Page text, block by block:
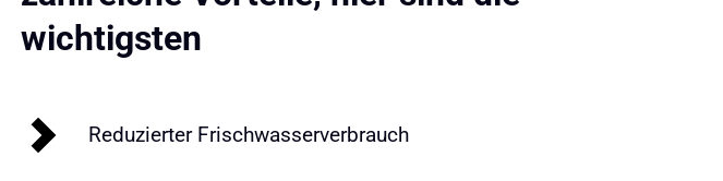
wichtigsten
Reduzierter Frischwasserverbrauch